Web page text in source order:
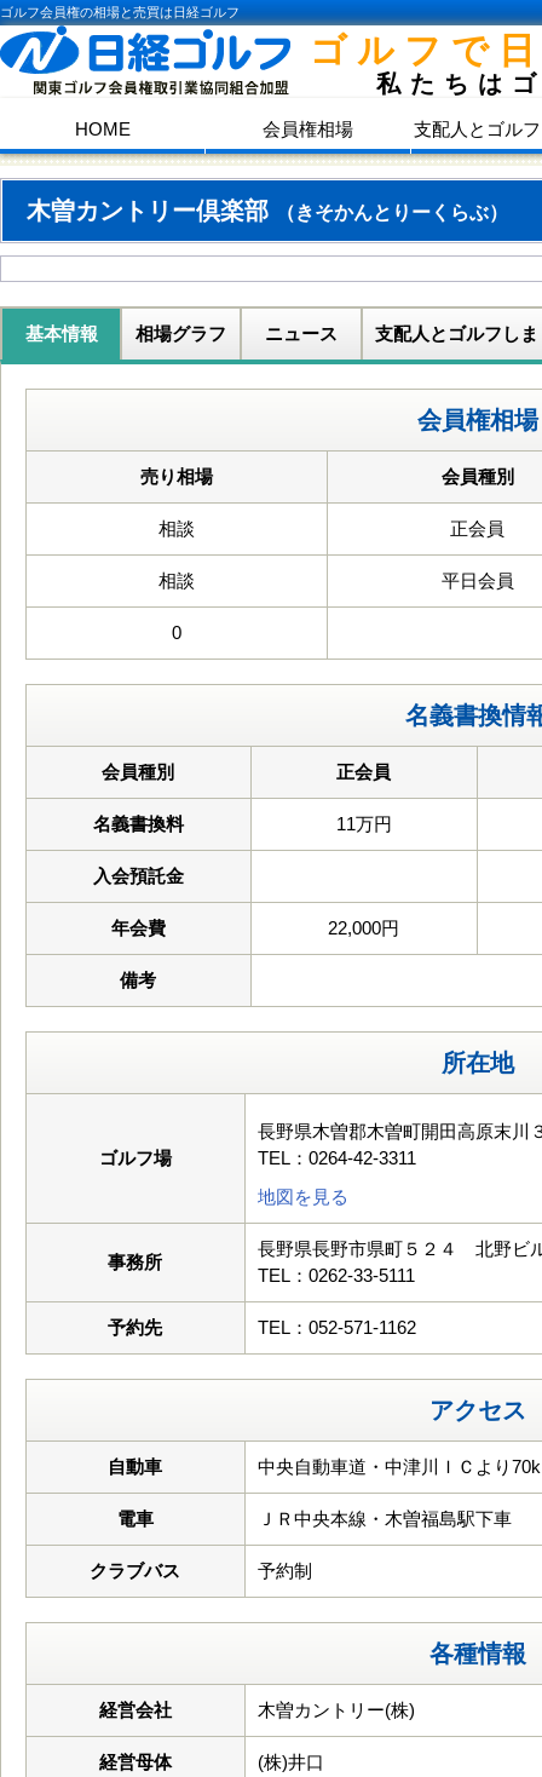
ゴルフ会員権の相場と売買は日経ゴルフ
ゴルフで
私たちは
HOME 会員権相場 支配人とゴル
木曽カントリー倶楽部 （きそかんとりーくらぶ）
基本情報 相場グラフ ニュース 支配人とゴルフしま
会員権相場
売り相場 会員種別
相談 正会員
相談 平日会員
0
名義書換情
会員種別 正会員
名義書換料 11万円
入会預託金
年会費 22,000円
備考
所在地
ゴルフ場
長野県木曽郡木曽町開田高原末川
TEL：0264-42-3311
地図を見る
事務所
長野県長野市県町５２４ 北野ビ
TEL：0262-33-5111
予約先 TEL：052-571-1162
アクセス
自動車 中央自動車道・中津川ＩＣより
電車 ＪＲ中央本線・木曽福島駅下車
クラブバス 予約制
各種情報
経営会社 木曽カントリー(株)
経営母体 (株)井口